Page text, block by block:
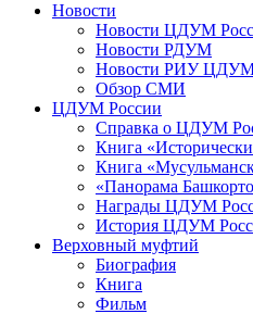
Новости
Новости ЦДУМ
Новости РДУМ
Новости РИУ ЦДУМ
Обзор СМИ
ЦДУМ России
Справка о ЦДУМ
Книга
Книга
«Панорама
Награды ЦДУМ
История ЦДУМ
Верховный муфтий
Биография
Книга
Фильм